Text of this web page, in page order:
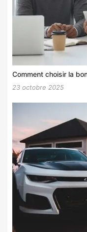
Comment choisir la
23 octobre 2025